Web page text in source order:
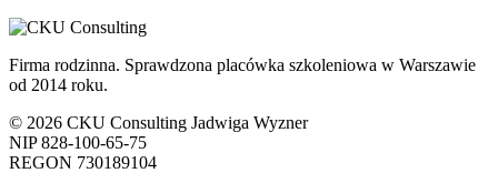
Firma rodzinna. Sprawdzona placówka szkoleniowa w Warszawie
od 2014 roku.
© 2026 CKU Consulting Jadwiga Wyzner
NIP 828-100-65-75
REGON 730189104